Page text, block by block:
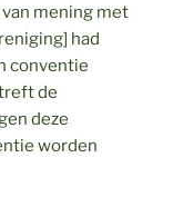
mening met
had
conventie
de
deze
worden